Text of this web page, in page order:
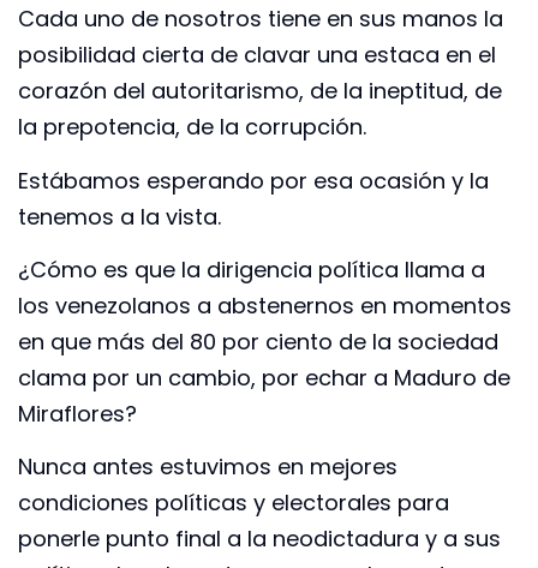
Cada uno de nosotros tiene en sus manos la
posibilidad cierta de clavar una estaca en el
corazón del autoritarismo, de la ineptitud, de
la prepotencia, de la corrupción.
Estábamos esperando por esa ocasión y la
tenemos a la vista.
¿Cómo es que la dirigencia política llama a
los venezolanos a abstenernos en momentos
en que más del 80 por ciento de la sociedad
clama por un cambio, por echar a Maduro de
Miraflores?
Nunca antes estuvimos en mejores
condiciones políticas y electorales para
ponerle punto final a la neodictadura y a sus